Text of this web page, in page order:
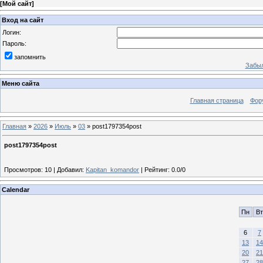
[Мой сайт]
Вход на сайт
Логин:
Пароль:
запомнить
Меню сайта
Главная страница
Главная » 2026 » Июль » 03 » post1797354post
post1797354post
Просмотров: 10 | Добавил: Kapitan_komandor | Рейтинг: 0.0/0
Calendar
Пн Вт
6
7
13
14
20
21